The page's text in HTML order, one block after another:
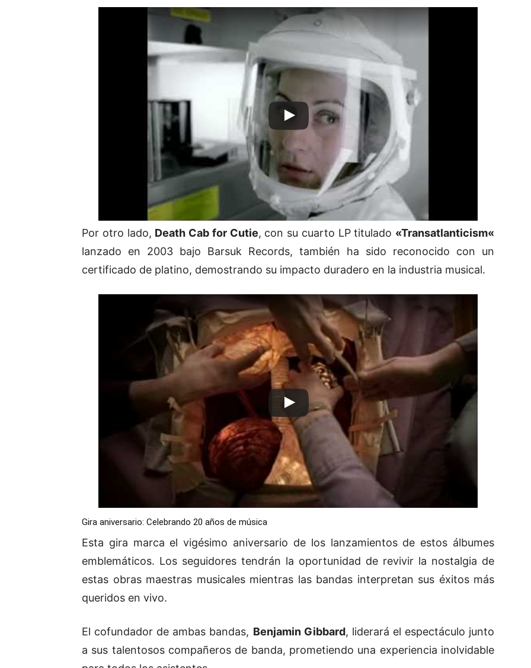
Por otro lado, Death Cab for Cutie, con su cuarto LP titulado «Transatlanticism«
lanzado en 2003 bajo Barsuk Records, también ha sido reconocido con un
certificado de platino, demostrando su impacto duradero en la industria musical.
Gira aniversario: Celebrando 20 años de música
Esta gira marca el vigésimo aniversario de los lanzamientos de estos álbumes
emblemáticos. Los seguidores tendrán la oportunidad de revivir la nostalgia de
estas obras maestras musicales mientras las bandas interpretan sus éxitos más
queridos en vivo.
El cofundador de ambas bandas, Benjamin Gibbard, liderará el espectáculo junto
a sus talentosos compañeros de banda, prometiendo una experiencia inolvidable